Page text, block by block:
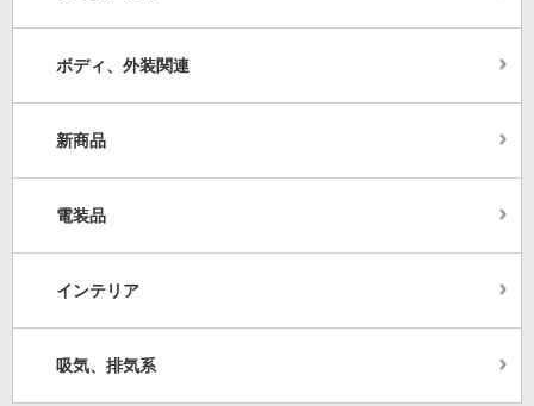
ボディ、外装関連
新商品
電装品
インテリア
吸気、排気系